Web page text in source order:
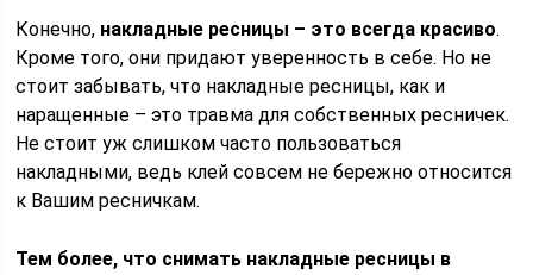
Конечно, накладные ресницы – это всегда красиво.
Кроме того, они придают уверенность в себе. Но не
стоит забывать, что накладные ресницы, как и
наращенные – это травма для собственных ресничек.
Не стоит уж слишком часто пользоваться
накладными, ведь клей совсем не бережно относится
к Вашим ресничкам.
Тем более, что снимать накладные ресницы в